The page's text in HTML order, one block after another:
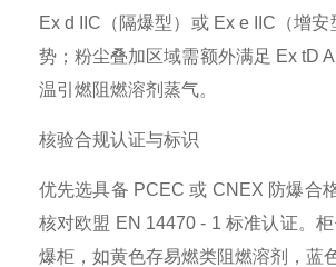
Ex d IIC（隔爆型）或 Ex e IIC（增
势；粉尘叠加区域需额外满足 Ex tD
温引燃阻燃溶剂蒸气。
核验合规认证与标识
优先选具备 PCEC 或 CNEX 防爆合
核对欧盟 EN 14470 - 1 标准认证。
爆柜，如黄色存易燃类阻燃溶剂，蓝